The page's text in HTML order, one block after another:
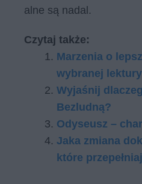
al­ne są na­dal.
Czytaj także:
Marzenia o
wybranej
Wyjaśnij
Bezludną?​
Odyseusz –
Jaka zmiana
które